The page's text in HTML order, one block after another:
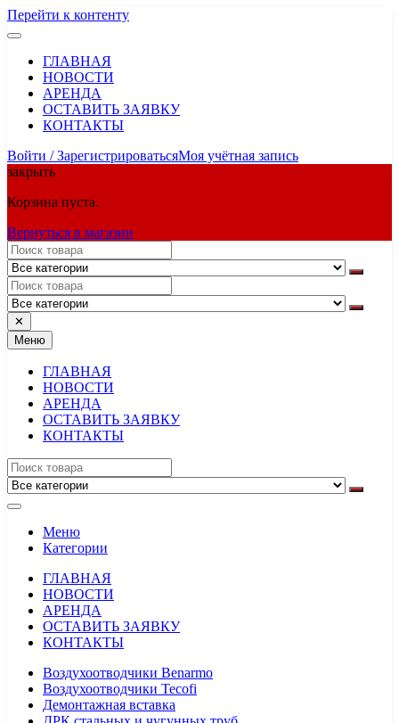
Перейти к контенту
ГЛАВНАЯ
НОВОСТИ
АРЕНДА
ОСТАВИТЬ ЗАЯВКУ
КОНТАКТЫ
Войти / ЗарегистрироватьсяМоя учётная запись
закрыть
Корзина пуста.
Вернуться в магазин
✕
Меню
ГЛАВНАЯ
НОВОСТИ
АРЕНДА
ОСТАВИТЬ ЗАЯВКУ
КОНТАКТЫ
Меню
Категории
ГЛАВНАЯ
НОВОСТИ
АРЕНДА
ОСТАВИТЬ ЗАЯВКУ
КОНТАКТЫ
Воздухоотводчики Benarmo
Воздухоотводчики Tecofi
Демонтажная вставка